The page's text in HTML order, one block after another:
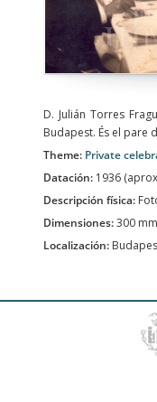
D. Julián Torres
Budapest. És el pare
Theme: Private
Datación: 1936
Descripción física:
Dimensiones:300
Localización: